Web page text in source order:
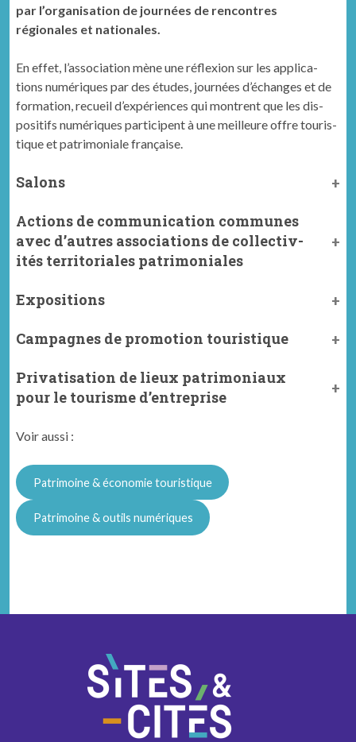
par l’organisation de journées de ren­con­tres
régionales et nationales.
En effet, l’association mène une réflex­ion sur les appli­ca­
tions numériques par des études, journées d’échanges et de
for­ma­tion, recueil d’ex­péri­ences qui mon­trent que les dis­
posi­tifs numériques par­ticipent à une meilleure offre touris­
tique et pat­ri­mo­ni­ale française.
Salons
Actions de com­mu­ni­ca­tion com­munes
avec d’autres asso­ci­a­tions de col­lec­tiv­
ités ter­ri­to­ri­ales pat­ri­mo­ni­ales
Expositions
Campagnes de promotion touristique
Privatisation de lieux patrimoniaux
pour le tourisme d’entreprise
Voir aussi :
Patrimoine & économie touristique
Patrimoine & outils numériques